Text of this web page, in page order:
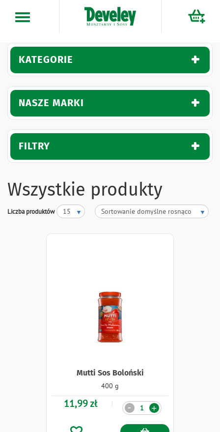
KATEGORIE
NASZE MARKI
FILTRY
Wszystkie produkty
Liczba produktów
Mutti Sos Boloński
400 g
11,99 zł Ilość +
-